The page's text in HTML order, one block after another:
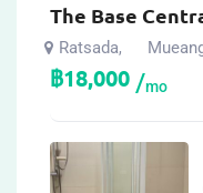
The Base
Ratsada,
฿18,000 mo